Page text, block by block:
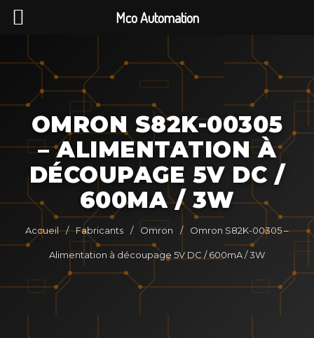
OMRON S82K-00305
– ALIMENTATION À
DÉCOUPAGE 5V DC /
600MA / 3W
Accueil / Fabricants / Omron / Omron S82K-00305 –
Alimentation à découpage 5V DC / 600mA / 3W
Mco Automation